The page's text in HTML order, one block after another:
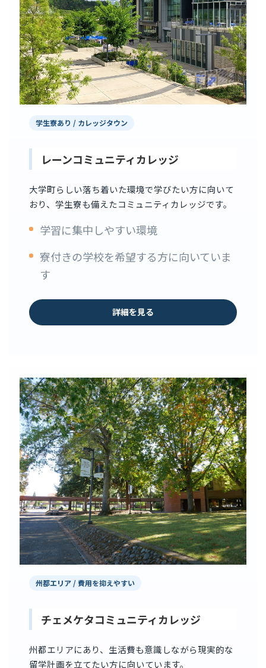
学生寮あり / カレッジタウン
レーンコミュニティカレッジ
大学町らしい落ち着いた環境で学びたい方に向いて
おり、学生寮も備えたコミュニティカレッジです。
学習に集中しやすい環境
寮付きの学校を希望する方に向いていま
す
詳細を見る
州都エリア / 費用を抑えやすい
チェメケタコミュニティカレッジ
州都エリアにあり、生活費も意識しながら現実的な
留学計画を立てたい方に向いています。